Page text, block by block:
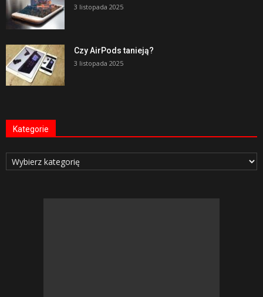
3 listopada 2025
Czy AirPods tanieją?
3 listopada 2025
Kategorie
Kategorie